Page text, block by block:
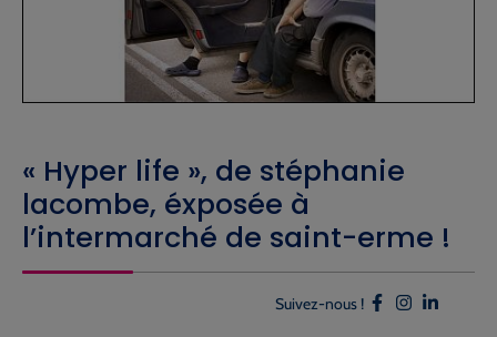
« Hyper life », de stéphanie
lacombe, éxposée à
l’intermarché de saint-erme !
Suivez-nous !